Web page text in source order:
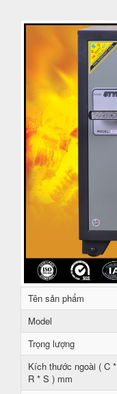
Tên sản phẩm
Model
Trọng lượng
Kích thước ngoài ( C *
R * S ) mm